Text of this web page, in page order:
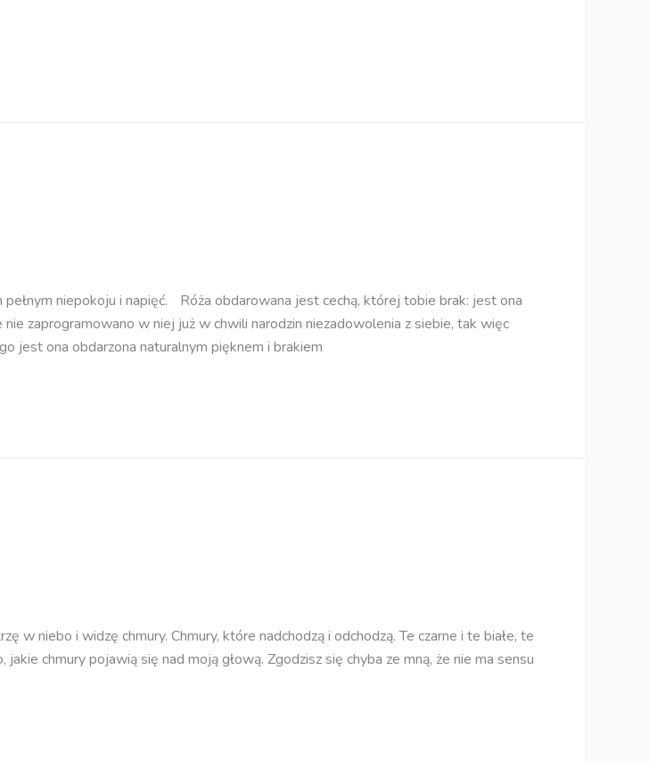
niepokoju i napięć. Róża obdarowana jest cechą, której tobie brak: jest ona
zaprogramowano w niej już w chwili narodzin niezadowolenia z siebie, tak więc
jest ona obdarzona naturalnym pięknem i brakiem
w niebo i widzę chmury. Chmury, które nadchodzą i odchodzą. Te czarne i te białe, te
chmury pojawią się nad moją głową. Zgodzisz się chyba ze mną, że nie ma sensu